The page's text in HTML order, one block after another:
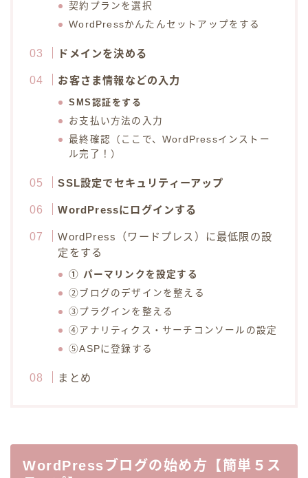
契約プランを選択
WordPressかんたんセットアップをする
ドメインを決める
お客さま情報などの入力
SMS認証をする
お支払い方法の入力
最終確認（ここで、WordPressインストー
ル完了！）
SSL設定でセキュリティーアップ
WordPressにログインする
WordPress（ワードプレス）に最低限の設
定をする
① パーマリンクを設定する
②ブログのデザインを整える
③プラグインを整える
④アナリティクス・サーチコンソールの設定
⑤ASPに登録する
まとめ
WordPressブログの始め方【簡単５ス